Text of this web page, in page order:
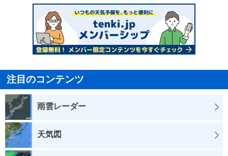
注目のコンテンツ
雨雲レーダー
天気図